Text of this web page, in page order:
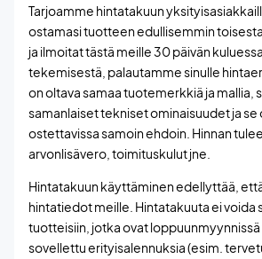
Tarjoamme hintatakuun
ostamasi tuotteen edullisemmin
ja ilmoitat tästä meille 30 päivän
tekemisestä, palautamme sinulle
on oltava samaa tuotemerkkiä ja mallia,
samanlaiset tekniset ominaisuudet ja se
ostettavissa samoin ehdoin. Hinnan
arvonlisävero, toimituskulut jne.
Hintatakuun käyttäminen edellyttää,
hintatiedot meille. Hintatakuuta ei voida
tuotteisiin, jotka ovat loppuunmyynnissä
sovellettu erityisalennuksia (esim.